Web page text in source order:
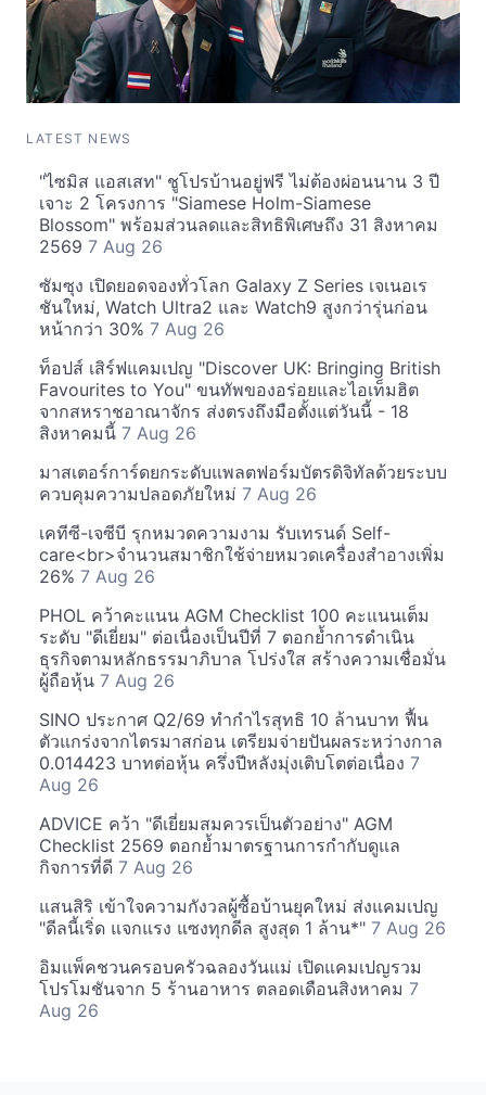
LATEST NEWS
"ไซมิส แอสเสท" ชูโปรบ้านอยู่ฟรี ไม่ต้องผ่อนนาน 3 ปี
เจาะ 2 โครงการ "Siamese Holm-Siamese
Blossom" พร้อมส่วนลดและสิทธิพิเศษถึง 31 สิงหาคม
2569 7 Aug 26
ซัมซุง เปิดยอดจองทั่วโลก Galaxy Z Series เจเนอเร
ชันใหม่, Watch Ultra2 และ Watch9 สูงกว่ารุ่นก่อน
หน้ากว่า 30% 7 Aug 26
ท็อปส์ เสิร์ฟแคมเปญ "Discover UK: Bringing British
Favourites to You" ขนทัพของอร่อยและไอเท็มฮิต
จากสหราชอาณาจักร ส่งตรงถึงมือตั้งแต่วันนี้ - 18
สิงหาคมนี้ 7 Aug 26
มาสเตอร์การ์ดยกระดับแพลตฟอร์มบัตรดิจิทัลด้วยระบบ
ควบคุมความปลอดภัยใหม่ 7 Aug 26
เคทีซี-เจซีบี รุกหมวดความงาม รับเทรนด์ Self-
care<br>จำนวนสมาชิกใช้จ่ายหมวดเครื่องสำอางเพิ่ม
26% 7 Aug 26
PHOL คว้าคะแนน AGM Checklist 100 คะแนนเต็ม
ระดับ "ดีเยี่ยม" ต่อเนื่องเป็นปีที่ 7 ตอกย้ำการดำเนิน
ธุรกิจตามหลักธรรมาภิบาล โปร่งใส สร้างความเชื่อมั่น
ผู้ถือหุ้น 7 Aug 26
SINO ประกาศ Q2/69 ทำกำไรสุทธิ 10 ล้านบาท ฟื้น
ตัวแกร่งจากไตรมาสก่อน เตรียมจ่ายปันผลระหว่างกาล
0.014423 บาทต่อหุ้น ครึ่งปีหลังมุ่งเติบโตต่อเนื่อง 7
Aug 26
ADVICE คว้า "ดีเยี่ยมสมควรเป็นตัวอย่าง" AGM
Checklist 2569 ตอกย้ำมาตรฐานการกำกับดูแล
กิจการที่ดี 7 Aug 26
แสนสิริ เข้าใจความกังวลผู้ซื้อบ้านยุคใหม่ ส่งแคมเปญ
"ดีลนี้เริ่ด แจกแรง แซงทุกดีล สูงสุด 1 ล้าน*" 7 Aug 26
อิมแพ็คชวนครอบครัวฉลองวันแม่ เปิดแคมเปญรวม
โปรโมชันจาก 5 ร้านอาหาร ตลอดเดือนสิงหาคม 7
Aug 26